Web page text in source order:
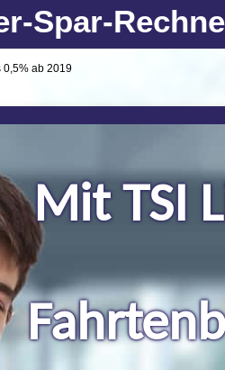
Spar-
0,5% ab 2019
Mit TSI